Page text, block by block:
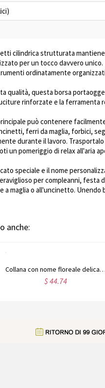
cilindrica strutturata
per un tocco davvero
ordinatamente
qualità, questa borsa
rinforzate e la ferramenta
può contenere
ferri da maglia, forbici,
durante il lavoro.
un pomeriggio di relax all'aria
speciale e il nome
per compleanni, festa
maglia o all'uncinetto.
anche:
Collana con nome floreale delicato con fiore della nascita
$ 44.74